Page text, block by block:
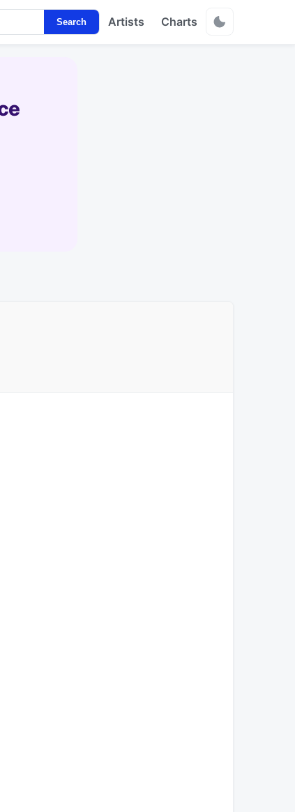
Search Artists Charts